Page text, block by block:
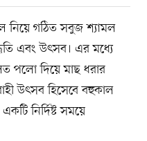
গঠিত সবুজ শ্যামল
এবং উৎসব। এর মধ্যে
পলো দিয়ে মাছ ধরার
উৎসব হিসেবে বহুকাল
নির্দিষ্ট সময়ে